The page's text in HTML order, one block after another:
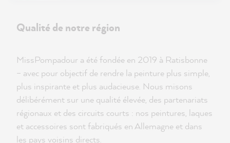
Qualité de notre région
MissPompadour a été fondée en 2019 à Ratisbonne
– avec pour objectif de rendre la peinture plus simple,
plus inspirante et plus audacieuse. Nous misons
délibérément sur une qualité élevée, des partenariats
régionaux et des circuits courts : nos peintures, laques
et accessoires sont fabriqués en Allemagne et dans
les pays voisins directs.